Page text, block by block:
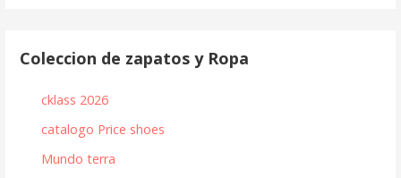
Coleccion de zapatos y Ropa
cklass 2026
catalogo Price shoes
Mundo terra